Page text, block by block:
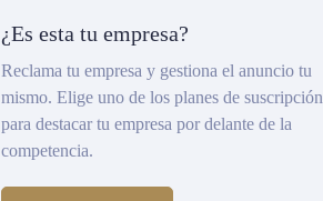
¿Es esta tu empresa?
Reclama tu empresa y gestiona el anuncio tu
mismo. Elige uno de los planes de suscripción
para destacar tu empresa por delante de la
competencia.